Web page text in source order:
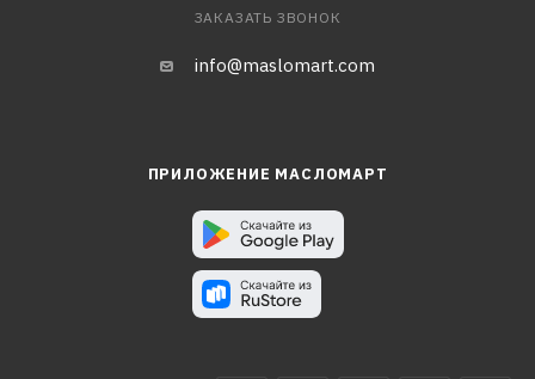
ЗАКАЗАТЬ ЗВОНОК
info@maslomart.com
ПРИЛОЖЕНИЕ МАСЛОМАРТ